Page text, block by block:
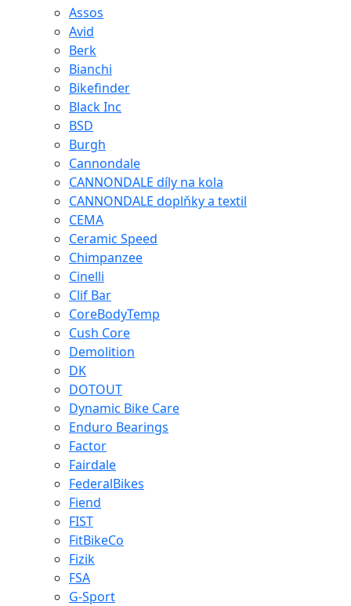
Assos
Avid
Berk
Bianchi
Bikefinder
Black Inc
BSD
Burgh
Cannondale
CANNONDALE díly na kola
CANNONDALE doplňky a textil
CEMA
Ceramic Speed
Chimpanzee
Cinelli
Clif Bar
CoreBodyTemp
Cush Core
Demolition
DK
DOTOUT
Dynamic Bike Care
Enduro Bearings
Factor
Fairdale
FederalBikes
Fiend
FIST
FitBikeCo
Fizik
FSA
G-Sport